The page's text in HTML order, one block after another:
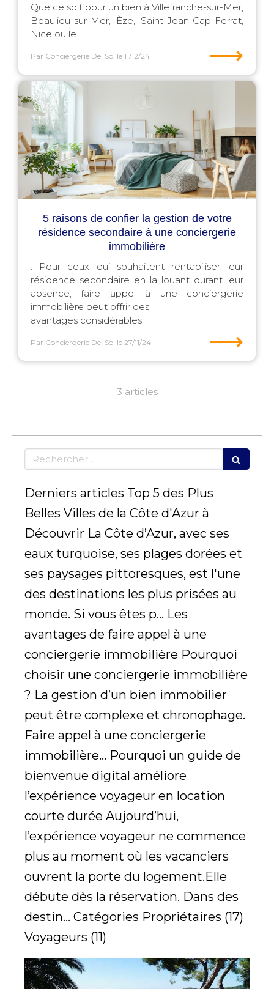
Que ce soit pour un bien à Villefranche-sur-Mer,
Beaulieu-sur-Mer, Èze, Saint-Jean-Cap-Ferrat,
Nice ou le...
Par Conciergerie Del Sol le 11/12/24 ⟶
5 raisons de confier la gestion de votre
résidence secondaire à une conciergerie
immobilière
. Pour ceux qui souhaitent rentabiliser leur
résidence secondaire en la louant durant leur
absence, faire appel à une conciergerie
immobilière peut offrir des
avantages considérables.
Par Conciergerie Del Sol le 27/11/24 ⟶
3 articles
Rechercher
Derniers articles Top 5 des Plus
Belles Villes de la Côte d'Azur à
Découvrir La Côte d’Azur, avec ses
eaux turquoise, ses plages dorées et
ses paysages pittoresques, est l'une
des destinations les plus prisées au
monde. Si vous êtes p... Les
avantages de faire appel à une
conciergerie immobilière Pourquoi
choisir une conciergerie immobilière
? La gestion d’un bien immobilier
peut être complexe et chronophage.
Faire appel à une conciergerie
immobilière... Pourquoi un guide de
bienvenue digital améliore
l’expérience voyageur en location
courte durée Aujourd’hui,
l’expérience voyageur ne commence
plus au moment où les vacanciers
ouvrent la porte du logement.Elle
débute dès la réservation. Dans des
destin... Catégories Propriétaires (17)
Voyageurs (11)